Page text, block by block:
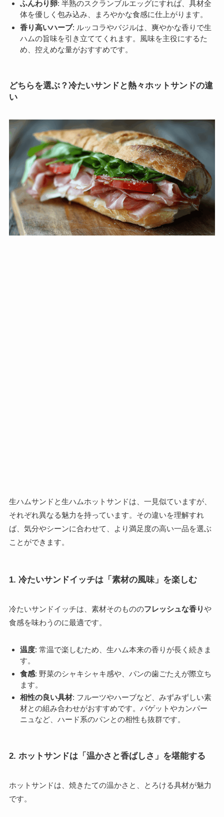
ふんわり卵: 半熟のスクランブルエッグにすれば、具材全
体を優しく包み込み、まろやかな食感に仕上がります。
香り高いハーブ: ルッコラやバジルは、爽やかな香りで生
ハムの旨味を引き立ててくれます。風味を主役にするた
め、控えめな量がおすすめです。
どちらを選ぶ？冷たいサンドと熱々ホットサンドの違
い
生ハムサンドと生ハムホットサンドは、一見似ていますが、
それぞれ異なる魅力を持っています。その違いを理解すれ
ば、気分やシーンに合わせて、より満足度の高い一品を選ぶ
ことができます。
1. 冷たいサンドイッチは「素材の風味」を楽しむ
冷たいサンドイッチは、素材そのもののフレッシュな香りや
食感を味わうのに最適です。
温度: 常温で楽しむため、生ハム本来の香りが長く続きま
す。
食感: 野菜のシャキシャキ感や、パンの歯ごたえが際立ち
ます。
相性の良い具材: フルーツやハーブなど、みずみずしい素
材との組み合わせがおすすめです。バゲットやカンパー
ニュなど、ハード系のパンとの相性も抜群です。
2. ホットサンドは「温かさと香ばしさ」を堪能する
ホットサンドは、焼きたての温かさと、とろける具材が魅力
です。